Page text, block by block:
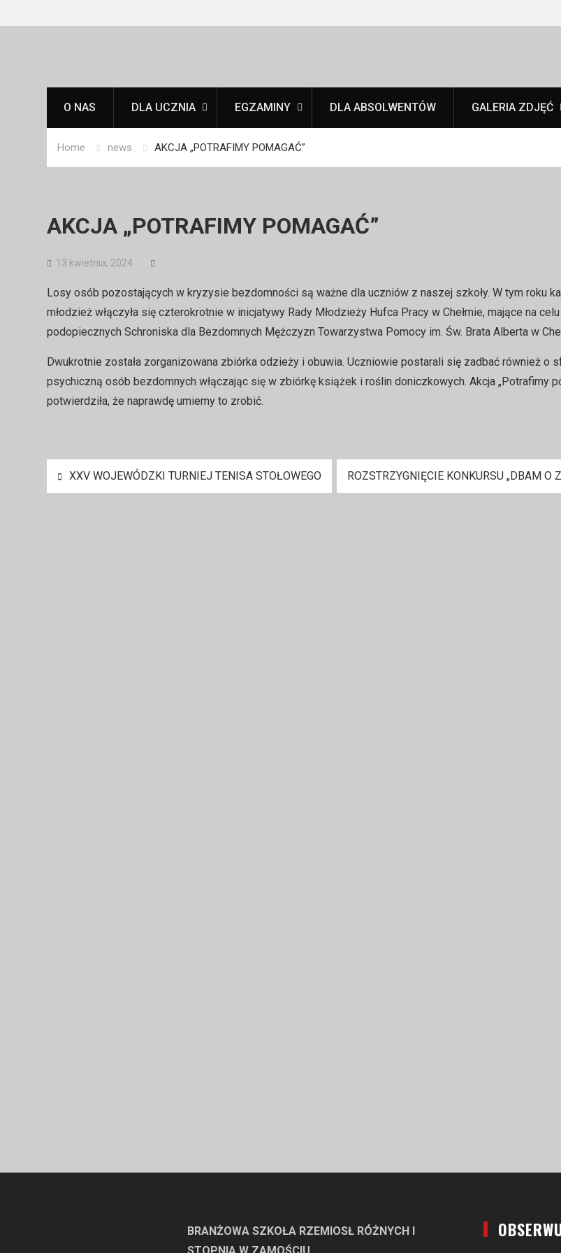
O NAS DLA UCZNIA EGZAMINY DLA ABSOLWENTÓW GALERIA ZDJĘĆ
Home news AKCJA „POTRAFIMY POMAGAĆ”
AKCJA „POTRAFIMY POMAGAĆ”
13 kwietnia, 2024
Losy osób pozostających w kryzysie bezdomności są ważne dla uczniów z naszej szkoły. W tym roku
młodzież włączyła się czterokrotnie w inicjatywy Rady Młodzieży Hufca Pracy w Chełmie, mające na
podopiecznych Schroniska dla Bezdomnych Mężczyzn Towarzystwa Pomocy im. Św. Brata Alberta w
Dwukrotnie została zorganizowana zbiórka odzieży i obuwia. Uczniowie postarali się zadbać również o
psychiczną osób bezdomnych włączając się w zbiórkę książek i roślin doniczkowych. Akcja „Potrafimy
potwierdziła, że naprawdę umiemy to zrobić.
Nawigacja
XXV WOJEWÓDZKI TURNIEJ TENISA STOŁOWEGO ROZSTRZYGNIĘCIE KONKURSU „DBAM O
BRANŻOWA SZKOŁA RZEMIOSŁ RÓŻNYCH I